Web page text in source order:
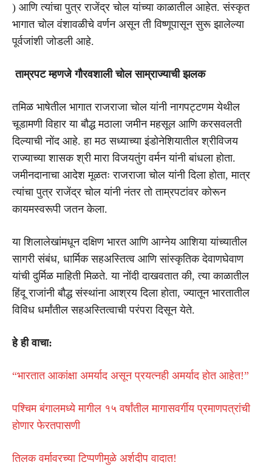
) आणि त्यांचा पुत्र राजेंद्र चोल यांच्या काळातील आहेत. संस्कृत
भागात चोल वंशावळीचे वर्णन असून ती विष्णूपासून सुरू झालेल्या
पूर्वजांशी जोडली आहे.
ताम्रपट म्हणजे गौरवशाली चोल साम्राज्याची झलक
तमिळ भाषेतील भागात राजराजा चोल यांनी नागपट्टणम येथील
चूडामणी विहार या बौद्ध मठाला जमीन महसूल आणि करसवलती
दिल्याची नोंद आहे. हा मठ सध्याच्या इंडोनेशियातील श्रीविजय
राज्याच्या शासक श्री मारा विजयतुंग वर्मन यांनी बांधला होता.
जमीनदानाचा आदेश मूळतः राजराजा चोल यांनी दिला होता, मात्र
त्यांचा पुत्र राजेंद्र चोल यांनी नंतर तो ताम्रपटांवर कोरून
कायमस्वरूपी जतन केला.
या शिलालेखांमधून दक्षिण भारत आणि आग्नेय आशिया यांच्यातील
सागरी संबंध, धार्मिक सहअस्तित्व आणि सांस्कृतिक देवाणघेवाण
यांची दुर्मिळ माहिती मिळते. या नोंदी दाखवतात की, त्या काळातील
हिंदू राजांनी बौद्ध संस्थांना आश्रय दिला होता, ज्यातून भारतातील
विविध धर्मांतील सहअस्तित्वाची परंपरा दिसून येते.
हे ही वाचा:
“भारतात आकांक्षा अमर्याद असून प्रयत्नही अमर्याद होत आहेत!”
पश्चिम बंगालमध्ये मागील १५ वर्षांतील मागासवर्गीय प्रमाणपत्रांची
होणार फेरतपासणी
तिलक वर्मावरच्या टिप्पणीमुळे अर्शदीप वादात!